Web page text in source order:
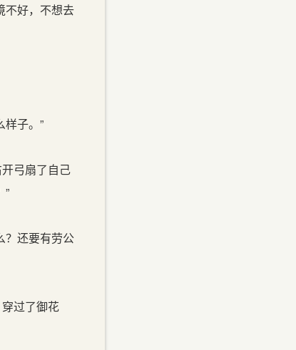
不好，不想去
子。”
弓扇了自己
”
？还要有劳公
过了御花